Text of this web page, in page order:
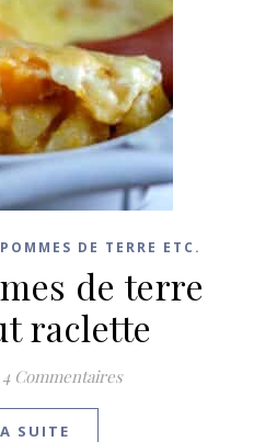
DE TERRE ETC.
de terre
raclette
4 Commentaires
SUITE